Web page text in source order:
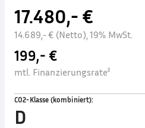
17.480,- €
14.689,- € (Netto), 19% MwSt.
199,- €
mtl. Finanzierungsrate²
CO2-Klasse (kombiniert):
D